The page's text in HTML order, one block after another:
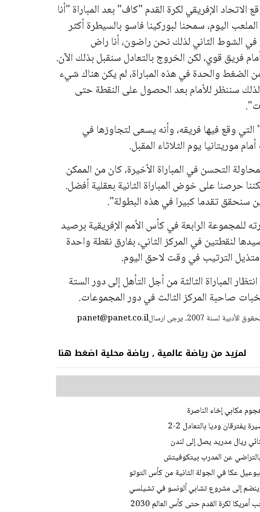
الإفريقي لكرة القدم "كاف" بعد المباراة "أنا
اليوم، سمحنا لبوركينا فاسو بالسيطرة أكثر
الشوط الثاني لذلك نحن راضون، أنا راض
فريق قوي، لكن الخروج بالتعادل سنقبل بذلك الآن.
الضغط والحدة في هذه المباراة، لم يكن هناك شيء
سننظر للأمام بعد الحصول على النقطة حتى
وقع فيها فريقه، وأنه يسعى لتجاوزها في
موريتانيا يوم الثلاثاء المقبل.
التحسن في المباراة الأخيرة، كان من الممكن
حرصنا على خوض المباراة الثانية بعقلية أفضل.
سنحقق تقدما كبيرا في هذه البطولة".
للمجموعة الرابعة في كأس الأمم الإفريقية برصيد
لنقطتين في المركز الثاني، بفارق نقطة واحدة
متذيل الترتيب في وقت لاحق اليوم.
المباراة الثالثة من أجل التأهل إلى دور الستة
صاحبة المركز الثالث في دور المجموعات.
panet@panet.co.ilاستعمال المضامين بموجب بند 27 أ لقانون الحقوق الأدبية لسنة 2007، يرجى ارسال
لمزيد من رياضة عالمية ٫ رياضة محلية اضغط هنا
مكابي إخاء الناصرة
وديا بالتعادل 2-2
ريال مدريد يصل إلى لندن
بالتراضي عن المدرب بيتكوفيتش
عكا في الجولة الثانية من كأس التوتو
إلى مشروع تشابي ألونسو في تشيلسي
لكرة القدم حتى كأس العالم 2030